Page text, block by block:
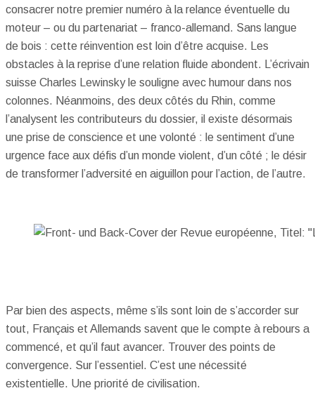
consacrer notre premier numéro à la relance éventuelle du
moteur – ou du partenariat – franco-allemand. Sans langue
de bois : cette réinvention est loin d’être acquise. Les
obstacles à la reprise d’une relation fluide abondent. L’écrivain
suisse Charles Lewinsky le souligne avec humour dans nos
colonnes. Néanmoins, des deux côtés du Rhin, comme
l’analysent les contributeurs du dossier, il existe désormais
une prise de conscience et une volonté : le sentiment d’une
urgence face aux défis d’un monde violent, d’un côté ; le désir
de transformer l’adversité en aiguillon pour l’action, de l’autre.
Par bien des aspects, même s’ils sont loin de s’accorder sur
tout, Français et Allemands savent que le compte à rebours a
commencé, et qu’il faut avancer. Trouver des points de
convergence. Sur l’essentiel. C’est une nécessité
existentielle. Une priorité de civilisation.